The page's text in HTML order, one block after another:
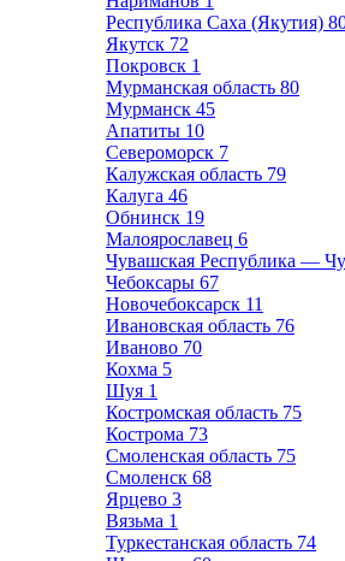
Республика Саха (Якутия)
Якутск 72
Покровск 1
Мурманская область 80
Мурманск 45
Апатиты 10
Североморск 7
Калужская область 79
Калуга 46
Обнинск 19
Малоярославец 6
Чувашская Республика —
Чебоксары 67
Новочебоксарск 11
Ивановская область 76
Иваново 70
Кохма 5
Шуя 1
Костромская область 75
Кострома 73
Смоленская область 75
Смоленск 68
Ярцево 3
Вязьма 1
Туркестанская область 74